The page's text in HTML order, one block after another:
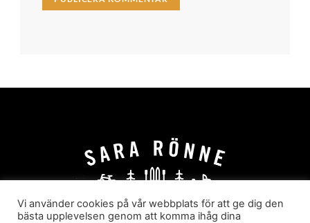
Vi använder cookies på vår webbplats för att ge dig den
bästa upplevelsen genom att komma ihåg dina